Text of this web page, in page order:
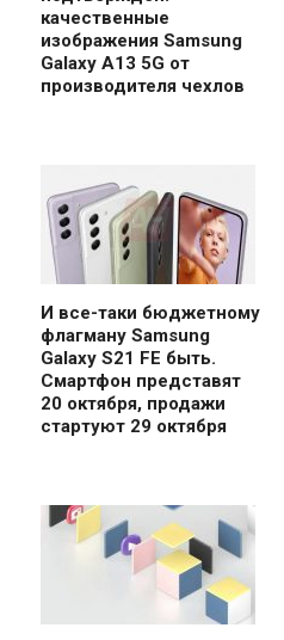
качественные
изображения Samsung
Galaxy A13 5G от
производителя чехлов
И все-таки бюджетному
флагману Samsung
Galaxy S21 FE быть.
Смартфон представят
20 октября, продажи
стартуют 29 октября